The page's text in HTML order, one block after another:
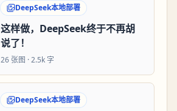
DeepSeek本地部署
这样做，DeepSeek终于不再胡
说了！
26 张图 ·2.5k 字
DeepSeek本地部署